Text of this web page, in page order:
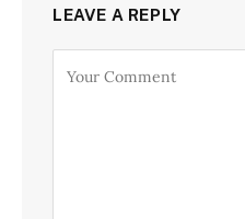
LEAVE A REPLY